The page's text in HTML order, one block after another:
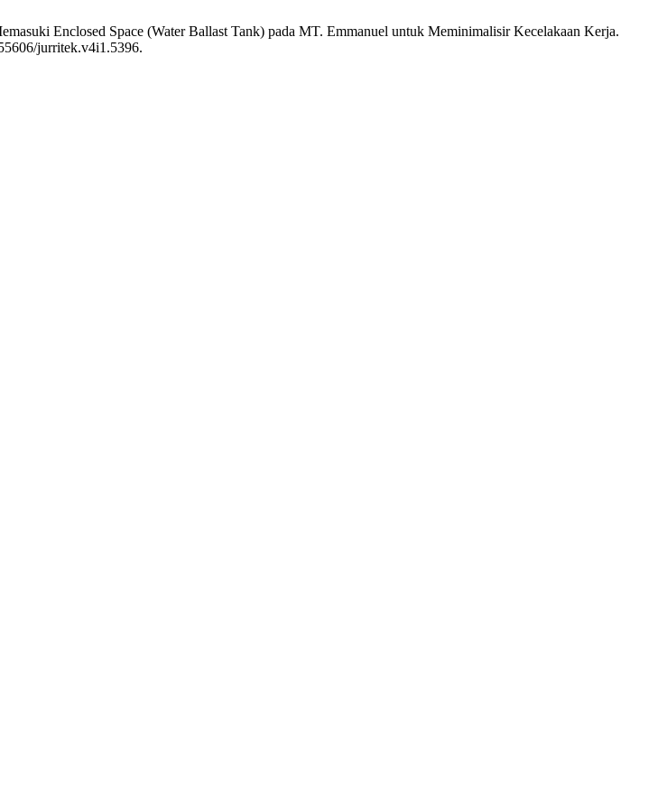
Enclosed Space (Water Ballast Tank) pada MT. Emmanuel untuk Meminimalisir Kecelakaan Kerja.
jurritek.v4i1.5396.